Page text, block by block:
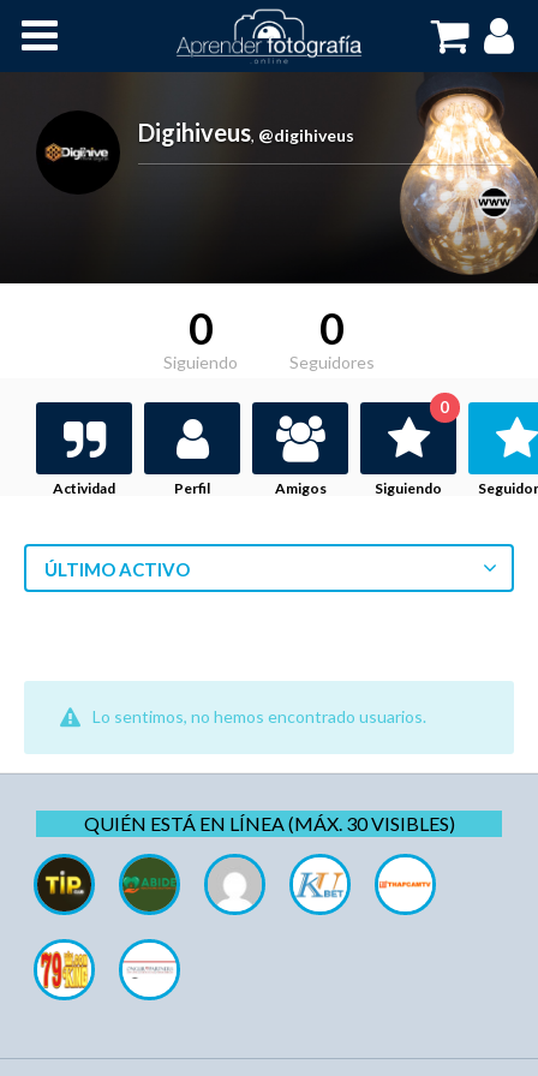
Cursos OnLine
Digihiveus, @digihiveus
0
Siguiendo
0
Seguidores
Actividad Perfil Amigos Siguiendo
0
ÚLTIMO ACTIVO
Lo sentimos, no hemos encontrado usuarios.
QUIÉN ESTÁ EN LÍNEA (MÁX. 30 VISIBLES)